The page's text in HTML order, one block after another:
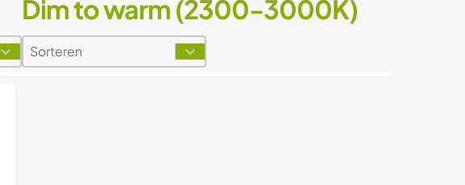
Dim to warm (2300-3000K)
Sorteren
Sort content
Sort content